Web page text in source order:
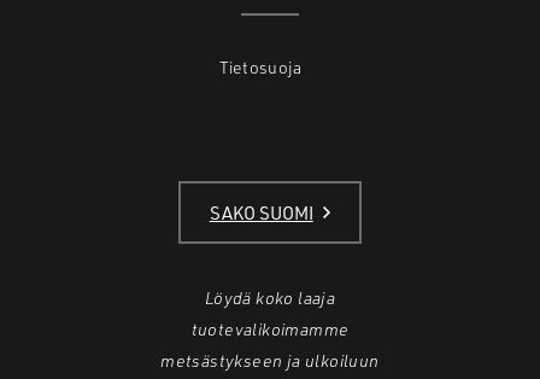
Tietosuoja
SAKO SUOMI
Löydä koko laaja
tuotevalikoimamme
metsästykseen ja ulkoiluun